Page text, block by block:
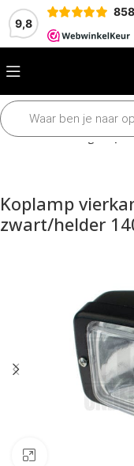
9,8
858
Home Verlichting
Koplamp
zwart/helder